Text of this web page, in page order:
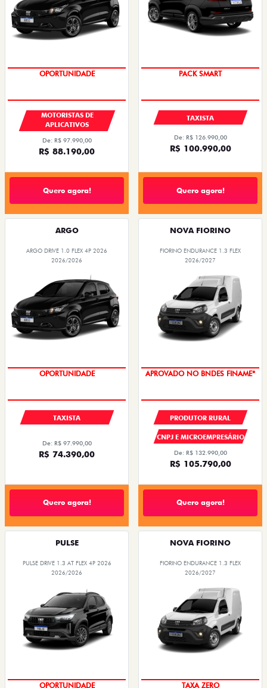
OPORTUNIDADE
MOTORISTAS DE
APLICATIVOS
De: R$ 97.990,00
R$ 88.190,00
Quero agora!
PACK SMART
TAXISTA
De: R$ 126.990,00
R$ 100.990,00
Quero agora!
ARGO
ARGO DRIVE 1.0 FLEX 4P 2026
2026/2026
OPORTUNIDADE
TAXISTA
De: R$ 97.990,00
R$ 74.390,00
Quero agora!
NOVA FIORINO
FIORINO ENDURANCE 1.3 FLEX
2026/2027
APROVADO NO BNDES FINAME*
PRODUTOR RURAL
CNPJ E MICROEMPRESÁRIO
De: R$ 132.990,00
R$ 105.790,00
Quero agora!
PULSE
PULSE DRIVE 1.3 AT FLEX 4P 2026
2026/2026
OPORTUNIDADE
NOVA FIORINO
FIORINO ENDURANCE 1.3 FLEX
2026/2027
TAXA ZERO